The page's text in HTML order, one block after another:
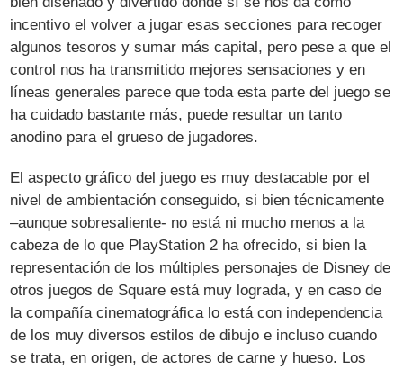
incentivo el volver a jugar esas secciones para recoger
algunos tesoros y sumar más capital, pero pese a que el
control nos ha transmitido mejores sensaciones y en
líneas generales parece que toda esta parte del juego se
ha cuidado bastante más, puede resultar un tanto
anodino para el grueso de jugadores.
El aspecto gráfico del juego es muy destacable por el
nivel de ambientación conseguido, si bien técnicamente
–aunque sobresaliente- no está ni mucho menos a la
cabeza de lo que PlayStation 2 ha ofrecido, si bien la
representación de los múltiples personajes de Disney de
otros juegos de Square está muy lograda, y en caso de
la compañía cinematográfica lo está con independencia
de los muy diversos estilos de dibujo e incluso cuando
se trata, en origen, de actores de carne y hueso. Los